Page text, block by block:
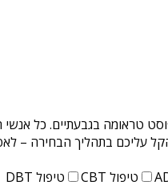
טראומה בגבעתיים. כל אנשי
עליכם בתהליך הבחירה –
טיפול CBT טיפול DBT